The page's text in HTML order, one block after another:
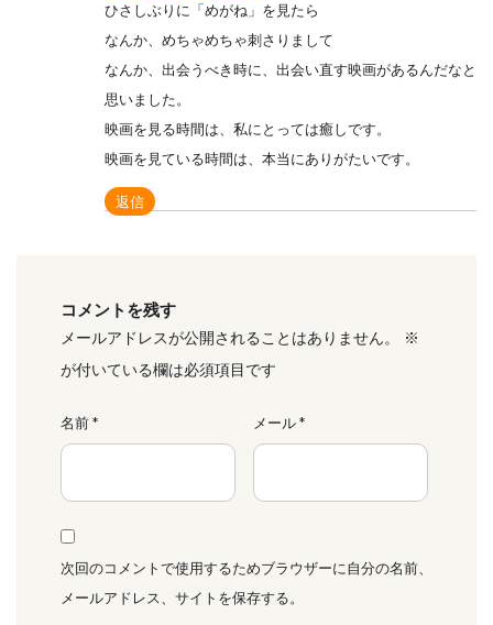
ひさしぶりに「めがね」を見たら
なんか、めちゃめちゃ刺さりまして
なんか、出会うべき時に、出会い直す映画があるんだなと
思いました。
映画を見る時間は、私にとっては癒しです。
映画を見ている時間は、本当にありがたいです。
返信
コメントを残す
メールアドレスが公開されることはありません。
※
が付いている欄は必須項目です
名前* メール*
次回のコメントで使用するためブラウザーに自分の名前、
メールアドレス、サイトを保存する。